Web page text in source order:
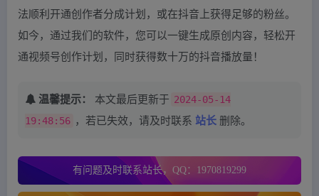
法顺利开通创作者分成计划，或在抖音上获得足够的粉丝。
如今，通过我们的软件，您可以一键生成原创内容，轻松开
通视频号创作计划，同时获得数十万的抖音播放量！
温馨提示： 本文最后更新于 2024-05-14
19:48:56 ，若已失效，请及时联系 站长 删除。
有问题及时联系站长，QQ：1970819299